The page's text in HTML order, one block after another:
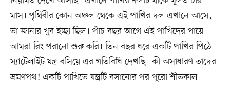
মাস। পৃথিবীর কোন অঞ্চল থেকে এই পাখির দল এখানে আসে,
তা জানার খুব ইচ্ছা ছিল। পাঁচ বছর আগে এই পাখিদের পায়ে
আমরা রিং পরানো শুরু করি। তিন বছর ধরে একটি পাখির পিঠে
স্যাটেলাইট যন্ত্র বসিয়ে এর গতিবিধি দেখছি। কী অসাধারণ তাদের
ভ্রমণপথ! একটি পাখিতে যন্ত্রটি বসানোর পর পুরো শীতকাল